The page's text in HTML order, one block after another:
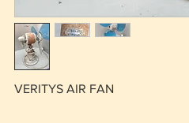
VERITYS AIR FAN